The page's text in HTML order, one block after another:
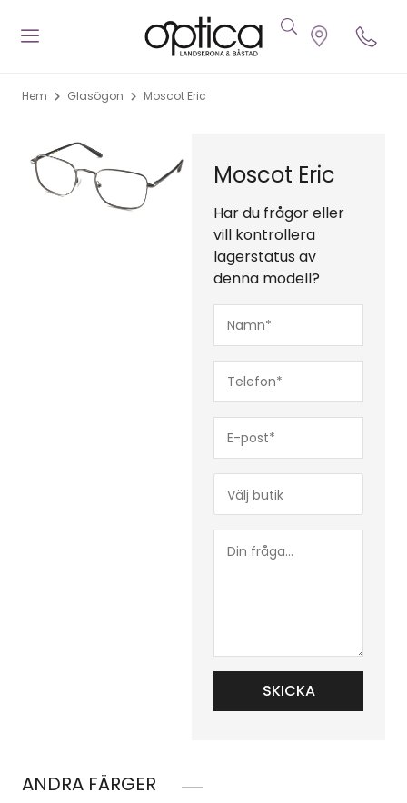
Hem Glasögon Moscot Eric
Moscot Eric
Har du frågor eller
vill kontrollera
lagerstatus av
denna modell?
post*
(Obligatoriskt)
(Obligatoriskt)
fråga...
ANDRA FÄRGER